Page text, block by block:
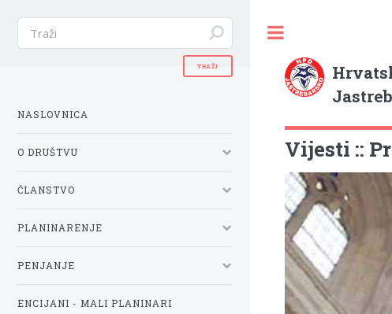
Vijesti ::
NASLOVNICA
O DRUŠTVU
ČLANSTVO
PLANINARENJE
PENJANJE
ENCIJANI - MALI PLANINARI